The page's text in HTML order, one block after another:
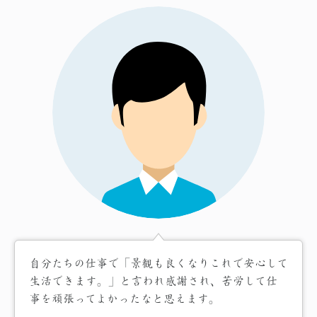
自分たちの仕事で「景観も良くなりこれで安心して
生活できます。」と言われ感謝され、苦労して仕
事を頑張ってよかったなと思えます。